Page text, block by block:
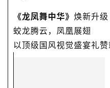
《龙凤舞中华》 焕新升级
蛟龙腾云，凤凰展翅
以顶级国风视觉盛宴礼赞